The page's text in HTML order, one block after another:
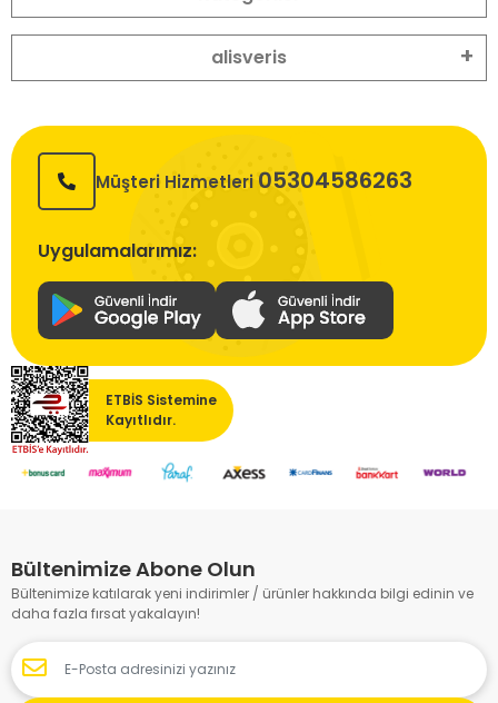
alisveris
Müşteri Hizmetleri 05304586263
Uygulamalarımız:
ETBİS Sistemine
Kayıtlıdır.
Bültenimize Abone Olun
Bültenimize katılarak yeni indirimler / ürünler hakkında bilgi edinin ve
daha fazla fırsat yakalayın!